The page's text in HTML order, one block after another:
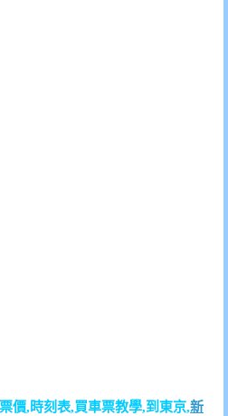
價,時刻表,買車票教學,到東京,新